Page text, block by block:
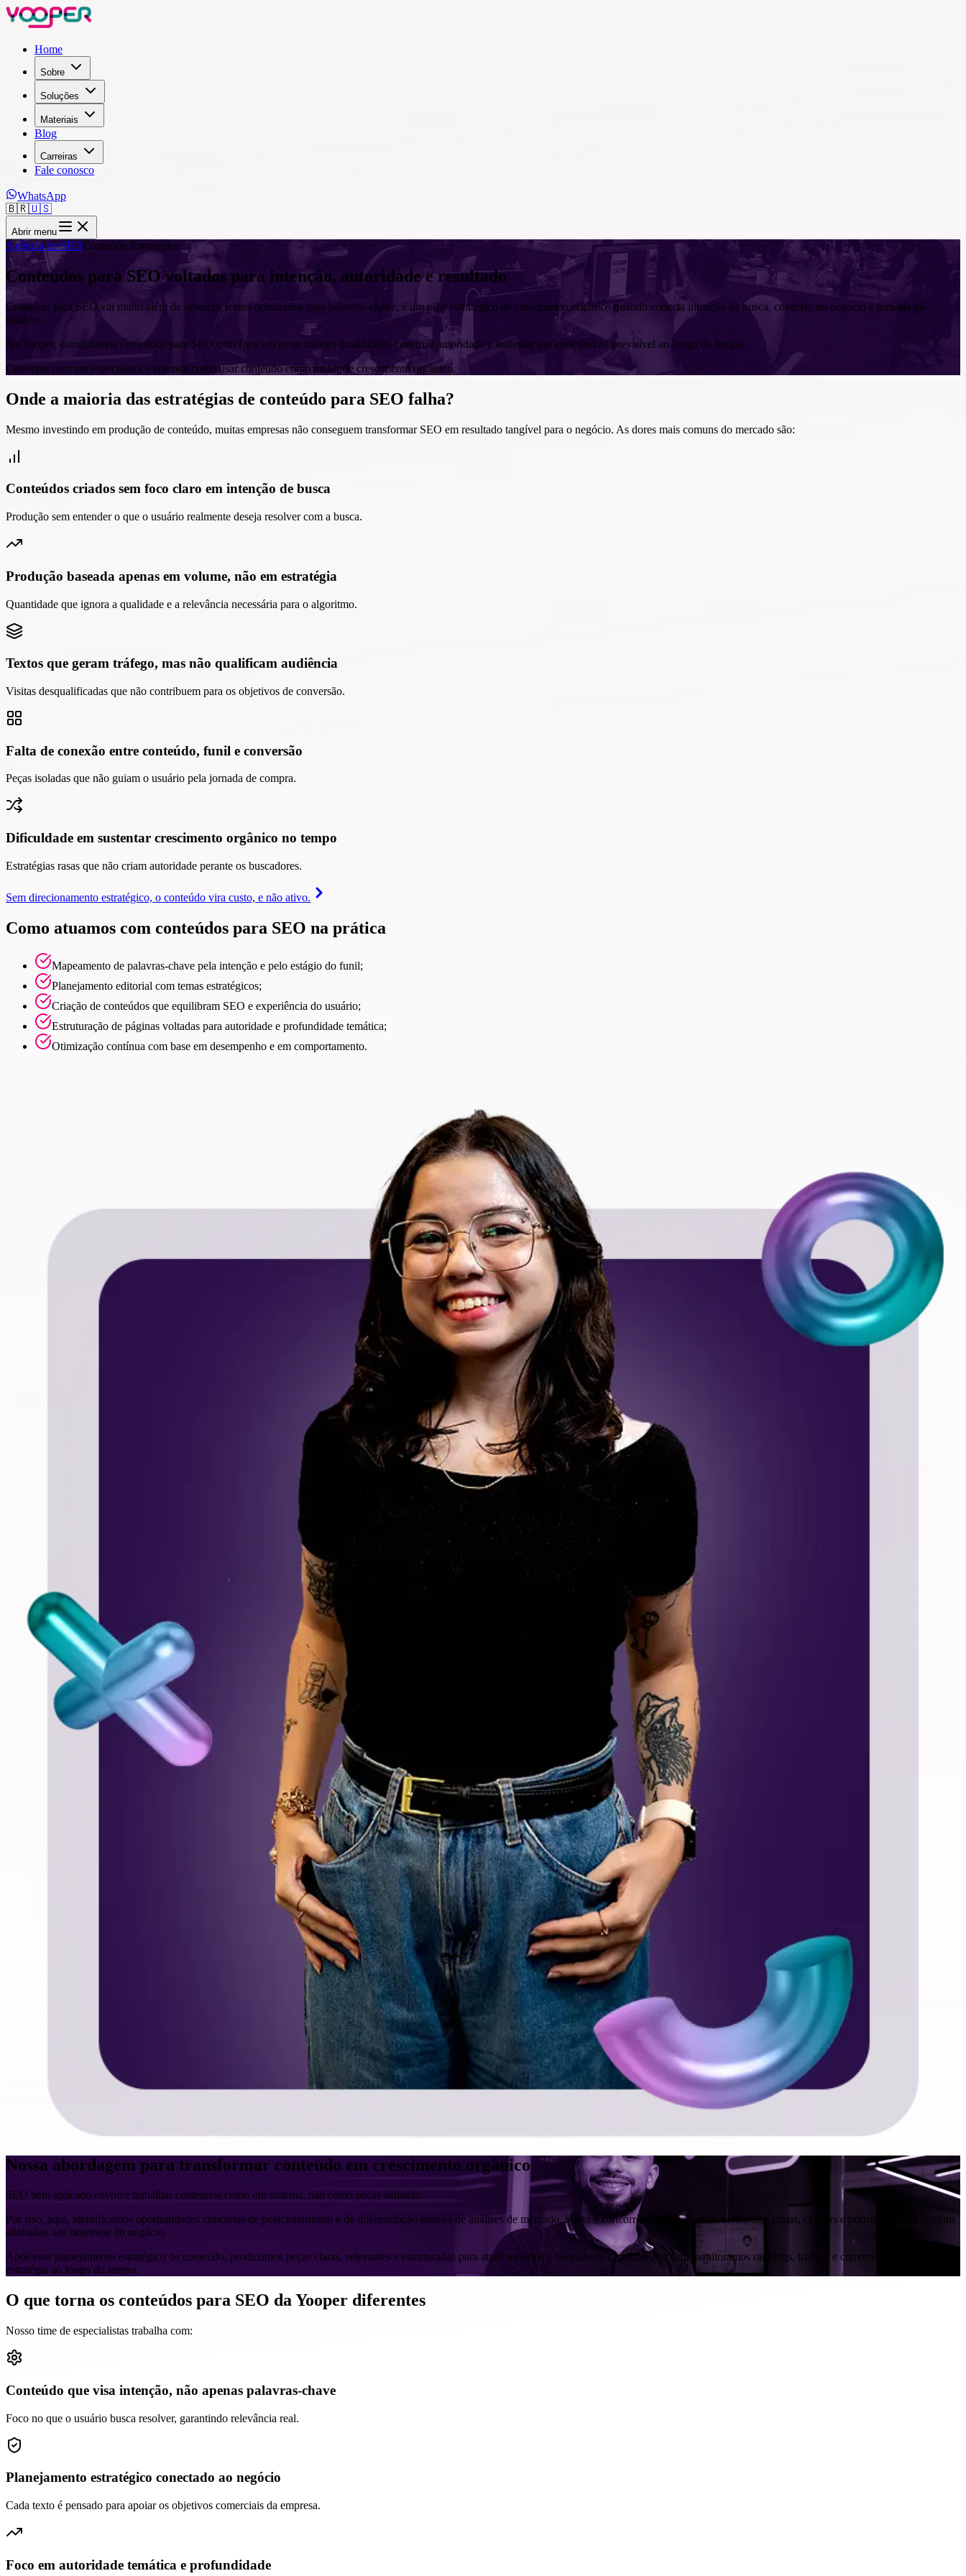
Home
Sobre
Soluções
Materiais
Blog
Carreiras
Fale conosco
WhatsApp
🇧🇷🇺🇸
Abrir menu
Agência de SEOConteúdo Estratégico
Conteúdos para SEO voltados para intenção, autoridade e resultado
Conteúdo para SEO vai muito além de produzir textos otimizados para palavras-chave, é um pilar estratégico de crescimento orgânico quando conecta intenção de busca, contexto do negócio e jornada do
usuário.
Na Yooper, estruturamos conteúdos para SEO com foco em gerar tráfego qualificado, construir autoridade e sustentar um crescimento previsível ao longo do tempo.
Converse com um especialista e entenda como usar conteúdo como motor de crescimento orgânico.
Onde a maioria das estratégias de conteúdo para SEO falha?
Mesmo investindo em produção de conteúdo, muitas empresas não conseguem transformar SEO em resultado tangível para o negócio. As dores mais comuns do mercado são:
Conteúdos criados sem foco claro em intenção de busca
Produção sem entender o que o usuário realmente deseja resolver com a busca.
Produção baseada apenas em volume, não em estratégia
Quantidade que ignora a qualidade e a relevância necessária para o algoritmo.
Textos que geram tráfego, mas não qualificam audiência
Visitas desqualificadas que não contribuem para os objetivos de conversão.
Falta de conexão entre conteúdo, funil e conversão
Peças isoladas que não guiam o usuário pela jornada de compra.
Dificuldade em sustentar crescimento orgânico no tempo
Estratégias rasas que não criam autoridade perante os buscadores.
Sem direcionamento estratégico, o conteúdo vira custo, e não ativo.
Como atuamos com conteúdos para SEO na prática
Mapeamento de palavras-chave pela intenção e pelo estágio do funil;
Planejamento editorial com temas estratégicos;
Criação de conteúdos que equilibram SEO e experiência do usuário;
Estruturação de páginas voltadas para autoridade e profundidade temática;
Otimização contínua com base em desempenho e em comportamento.
Nossa abordagem para transformar conteúdo em crescimento orgânico
SEO bem aplicado envolve trabalhar conteúdos como um sistema, não como peças isoladas.
Por isso, aqui, identificamos oportunidades concretas de posicionamento e de diferenciação através de análises de mercado, busca e concorrência, para, então, definirmos temas, clusters e prioridades que estejam
alinhados aos objetivos do negócio.
Após esse planejamento estratégico de conteúdo, produzimos peças claras, relevantes e estruturadas para atrair usuários e buscadores certeiros. Por fim, monitoramos rankings, tráfego e conversão para evoluir a
estratégia ao longo do tempo.
O que torna os conteúdos para SEO da Yooper diferentes
Nosso time de especialistas trabalha com:
Conteúdo que visa intenção, não apenas palavras-chave
Foco no que o usuário busca resolver, garantindo relevância real.
Planejamento estratégico conectado ao negócio
Cada texto é pensado para apoiar os objetivos comerciais da empresa.
Foco em autoridade temática e profundidade